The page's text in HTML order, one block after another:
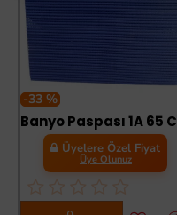
-33 %
Üyelere Özel Fiyat
Üye Olunuz